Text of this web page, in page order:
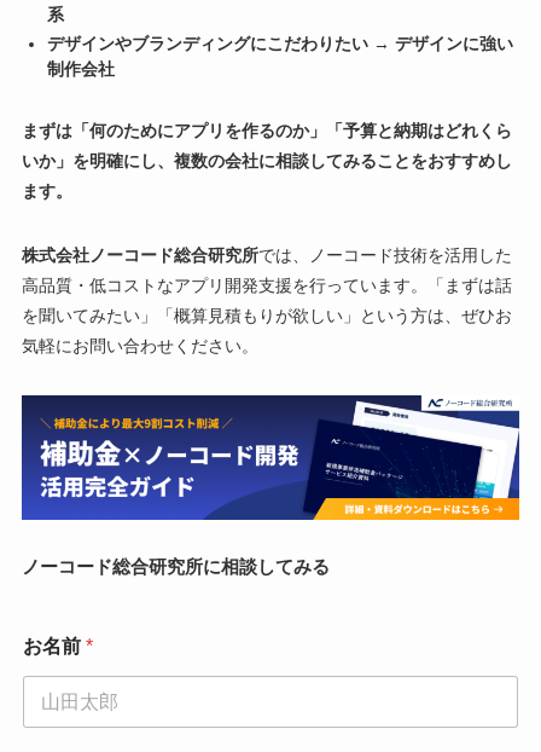
系
デザインやブランディングにこだわりたい→ デザインに強い
制作会社
まずは「何のためにアプリを作るのか」「予算と納期はどれくら
いか」を明確にし、複数の会社に相談してみることをおすすめし
ます。
株式会社ノーコード総合研究所では、ノーコード技術を活用した
高品質・低コストなアプリ開発支援を行っています。「まずは話
を聞いてみたい」「概算見積もりが欲しい」という方は、ぜひお
気軽にお問い合わせください。
ノーコード総合研究所に相談してみる
お名前 *